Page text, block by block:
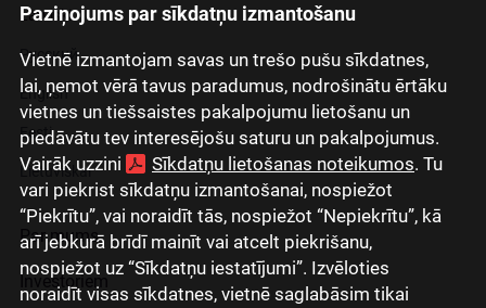
Paziņojums par sīkdatņu izmantošanu
Vietnē izmantojam savas un trešo pušu sīkdatnes,
lai, ņemot vērā tavus paradumus, nodrošinātu ērtāku
vietnes un tiešsaistes pakalpojumu lietošanu un
piedāvātu tev interesējošu saturu un pakalpojumus.
Vairāk uzzini
Sīkdatņu lietošanas noteikumos. Tu
vari piekrist sīkdatņu izmantošanai, nospiežot
“Piekrītu”, vai noraidīt tās, nospiežot “Nepiekrītu”, kā
arī jebkurā brīdī mainīt vai atcelt piekrišanu,
nospiežot uz “Sīkdatņu iestatījumi”. Izvēloties
noraidīt visas sīkdatnes, vietnē saglabāsim tikai
Latviski
Русский
English
Eesti
Lietuviškai
Par mums
Investoriem